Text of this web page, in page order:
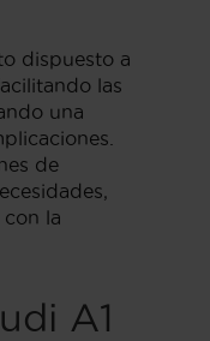
dispuesto a
las
una
de
la
A1